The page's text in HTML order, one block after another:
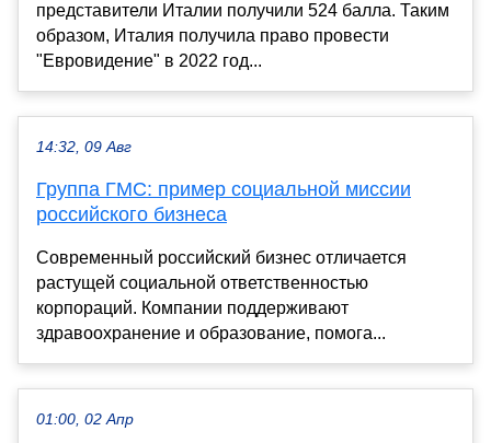
представители Италии получили 524 балла. Таким
образом, Италия получила право провести
"Евровидение" в 2022 год...
14:32, 09 Авг
Группа ГМС: пример социальной миссии
российского бизнеса
Современный российский бизнес отличается
растущей социальной ответственностью
корпораций. Компании поддерживают
здравоохранение и образование, помога...
01:00, 02 Апр